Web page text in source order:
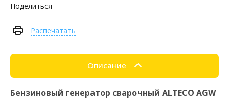
Поделиться
Распечатать
Описание
Бензиновый генератор сварочный ALTECO AGW